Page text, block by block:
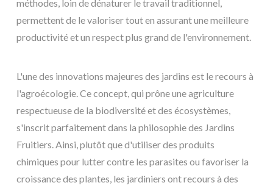
méthodes, loin de dénaturer le travail traditionnel,
permettent de le valoriser tout en assurant une meilleure
productivité et un respect plus grand de l'environnement.
L'une des innovations majeures des jardins est le recours à
l'agroécologie. Ce concept, qui prône une agriculture
respectueuse de la biodiversité et des écosystèmes,
s'inscrit parfaitement dans la philosophie des Jardins
Fruitiers. Ainsi, plutôt que d'utiliser des produits
chimiques pour lutter contre les parasites ou favoriser la
croissance des plantes, les jardiniers ont recours à des